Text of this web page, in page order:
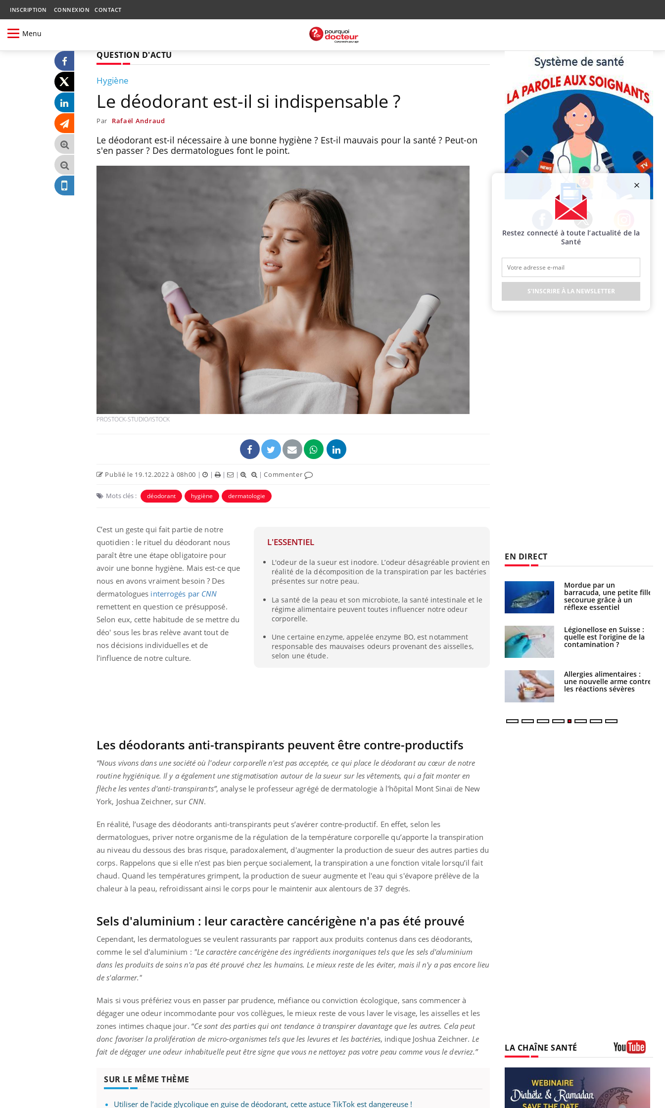
INSCRIPTION CONNEXION CONTACT
Menu
QUESTION D'ACTU
Hygiène
Le déodorant est-il si indispensable ?
Par Rafaël Andraud
Le déodorant est-il nécessaire à une bonne hygiène ? Est-il mauvais pour la santé ? Peut-on
s'en passer ? Des dermatologues font le point.
PROSTOCK-STUDIO/ISTOCK
Publié le 19.12.2022 à 08h00 | | | | |Commenter
Mots clés : déodorant hygiène dermatologie
L'ESSENTIEL
L'odeur de la sueur est inodore. L’odeur désagréable provient en
réalité de la décomposition de la transpiration par les bactéries
présentes sur notre peau.
La santé de la peau et son microbiote, la santé intestinale et le
régime alimentaire peuvent toutes influencer notre odeur
corporelle.
Une certaine enzyme, appelée enzyme BO, est notamment
responsable des mauvaises odeurs provenant des aisselles,
selon une étude.
C’est un geste qui fait partie de notre
quotidien : le rituel du déodorant nous
paraît être une étape obligatoire pour
avoir une bonne hygiène. Mais est-ce que
nous en avons vraiment besoin ? Des
dermatologues interrogés par CNN
remettent en question ce présupposé.
Selon eux, cette habitude de se mettre du
déo' sous les bras relève avant tout de
nos décisions individuelles et de
l’influence de notre culture.
Les déodorants anti-transpirants peuvent être contre-productifs
“Nous vivons dans une société où l'odeur corporelle n'est pas acceptée, ce qui place le déodorant au cœur de notre
routine hygiénique. Il y a également une stigmatisation autour de la sueur sur les vêtements, qui a fait monter en
flèche les ventes d'anti-transpirants”, analyse le professeur agrégé de dermatologie à l'hôpital Mont Sinaï de New
York, Joshua Zeichner, surCNN.
En réalité, l’usage des déodorants anti-transpirants peut s’avérer contre-productif. En effet, selon les
dermatologues, priver notre organisme de la régulation de la température corporelle qu’apporte la transpiration
au niveau du dessous des bras risque, paradoxalement, d'augmenter la production de sueur des autres parties du
corps. Rappelons que si elle n’est pas bien perçue socialement, la transpiration a une fonction vitale lorsqu’il fait
chaud. Quand les températures grimpent, la production de sueur augmente et l'eau qui s'évapore prélève de la
chaleur à la peau, refroidissant ainsi le corps pour le maintenir aux alentours de 37 degrés.
Sels d'aluminium : leur caractère cancérigène n'a pas été prouvé
Cependant, les dermatologues se veulent rassurants par rapport aux produits contenus dans ces déodorants,
comme le sel d'aluminium : "Le caractère cancérigène des ingrédients inorganiques tels que les sels d'aluminium
dans les produits de soins n'a pas été prouvé chez les humains. Le mieux reste de les éviter, mais il n'y a pas encore lieu
de s'alarmer."
Mais si vous préfériez vous en passer par prudence, méfiance ou conviction écologique, sans commencer à
dégager une odeur incommodante pour vos collègues, le mieux reste de vous laver le visage, les aisselles et les
zones intimes chaque jour. “Ce sont des parties qui ont tendance à transpirer davantage que les autres. Cela peut
donc favoriser la prolifération de micro-organismes tels que les levures et les bactéries, indique Joshua Zeichner. Le
fait de dégager une odeur inhabituelle peut être signe que vous ne nettoyez pas votre peau comme vous le devriez.”
SUR LE MÊME THÈME
Utiliser de l’acide glycolique en guise de déodorant, cette astuce TikTok est dangereuse !
Facebook Twitter Instagram
EN DIRECT
Fortes chaleurs :
pourquoi le risque de
noyade grimpe-t-il ?
Le Viagra pourrait-il
freiner la propagation du
cancer ?
Grossesse et chaleur : ce
l'apprentissage de la
lecture ?
Mordue par un
barracuda, une petite fille
secourue grâce à un
réflexe essentiel
Légionellose en Suisse :
quelle est l’origine de la
contamination ?
Allergies alimentaires :
une nouvelle arme contre
les réactions sévères
Comment gérer le
sommeil des enfants en
vacances ?
Bilan prévention : ce que
les kinés pourront
bientôt faire
TDAH : quel est ce
traitement autorisé aux
États-Unis ?
LA CHAÎNE SANTÉ
Restez connecté à toute l’actualité de la
Santé
S'INSCRIRE À LA NEWSLETTER